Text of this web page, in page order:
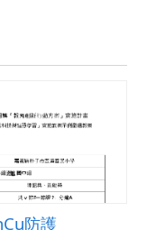
防護